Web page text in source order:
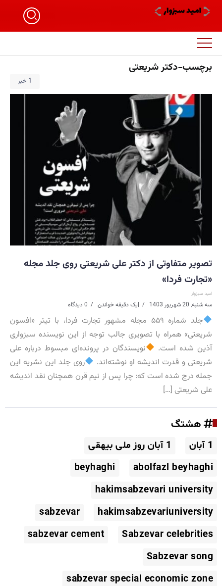
برچسب-دکتر شریعتی
1 خبر
تصویر متفاوتی از دکتر علی شریعتی روی جلد مجله
«تجارت فردا»
امید سبزوار
سه شنبه, 20 شهریور 1403 |یک دقیقه خواندن 0 دیدگاه
جلد شماره ۵۵۹ مجله مشهور تجارت فردا، با تیتر «افسون
شریعتی» همراه با تصویری جالب توجه از این نویسنده سبزواری
آذین شده است.
نویسندگان در پرونده‌ای مبسوط درباره علی
شریعتی و قدرت اندیشه او نوشته‌اند.
روی جلد این نشریه این
جمله درج شده است که: چرا پس از نیم قرن همچنان نقد اندیشه
علی شریعتی […]
هشتگ
1 آبان
1 آبان روز ملی بیهقی
abolfazl beyhaghi
beyhaghi
hakimsabzevari university
hakimsabzevariuniversity
sabzevar
Sabzevar celebrities
sabzevar cement
Sabzevar song
sabzevar special economic zone